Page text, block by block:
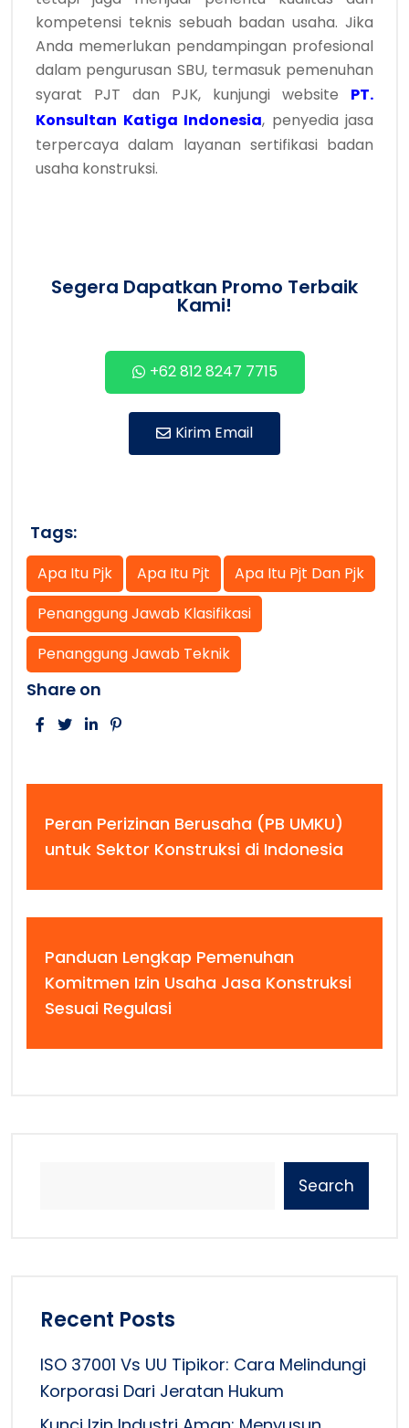
kompetensi teknis sebuah badan usaha. Jika
Anda memerlukan pendampingan profesional
dalam pengurusan SBU, termasuk pemenuhan
syarat PJT dan PJK, kunjungi website PT.
Konsultan Katiga Indonesia, penyedia jasa
terpercaya dalam layanan sertifikasi badan
usaha konstruksi.
Segera Dapatkan Promo Terbaik
Kami!
+62 812 8247 7715
Kirim Email
Tags:
Apa Itu Pjk Apa Itu Pjt
Apa Itu Pjt Dan Pjk
Penanggung Jawab Klasifikasi
Penanggung Jawab Teknik
Share on
Peran Perizinan Berusaha (PB UMKU)
untuk Sektor Konstruksi di Indonesia
Panduan Lengkap Pemenuhan
Komitmen Izin Usaha Jasa Konstruksi
Sesuai Regulasi
Search
Recent Posts
ISO 37001 Vs UU Tipikor: Cara Melindungi
Korporasi Dari Jeratan Hukum